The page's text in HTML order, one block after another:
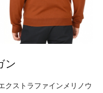
ン
クストラファインメリノウ